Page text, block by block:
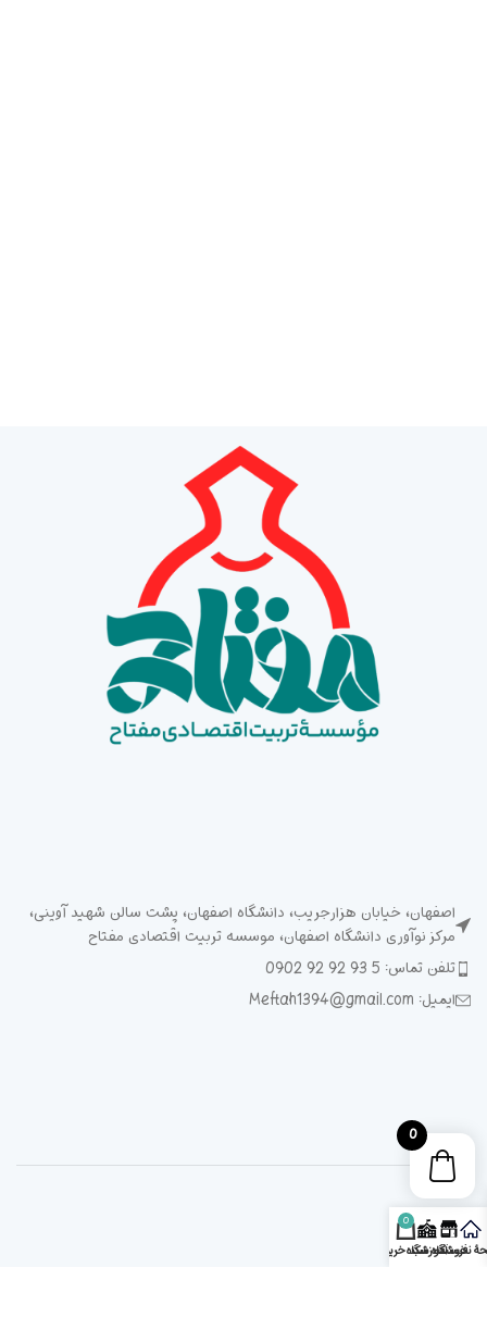
اصفهان، خیابان هزارجریب، دانشگاه اصفهان، پشت سالن شهید آوینی،
مرکز نوآوری دانشگاه اصفهان، موسسه تربیت اقتصادی مفتاح
تلفن تماس: 5 93 92 92 0902
ایمیل: Meftah1394@gmail.com
0
نخست
فروشگاهآموزشگاه
0
سبد خرید